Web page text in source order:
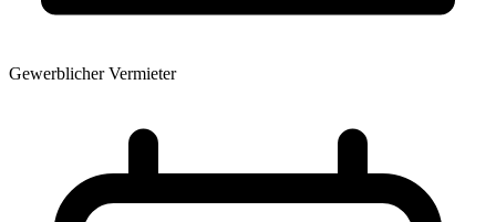
Gewerblicher Vermieter